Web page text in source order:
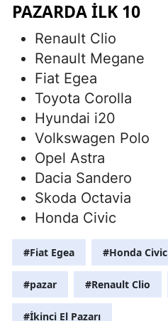
PAZARDA İLK 10
Renault Clio
Renault Megane
Fiat Egea
Toyota Corolla
Hyundai i20
Volkswagen Polo
Opel Astra
Dacia Sandero
Skoda Octavia
Honda Civic
#Fiat Egea #Honda Civic
#pazar #Renault Clio
#İkinci El Pazarı